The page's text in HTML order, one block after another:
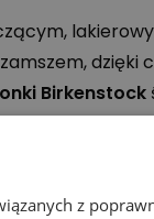
Birkenstock
z